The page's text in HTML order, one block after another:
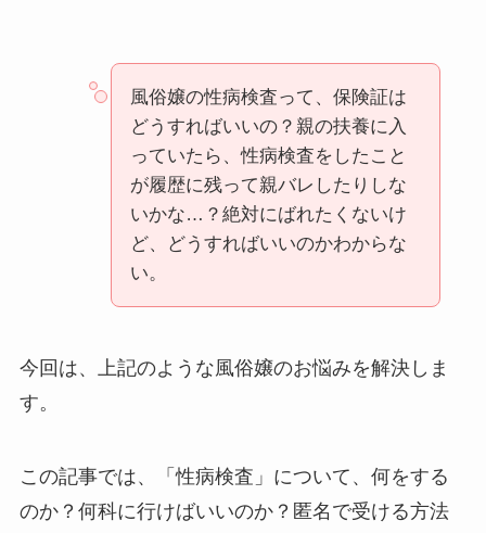
風俗嬢の性病検査って、保険証は
どうすればいいの？親の扶養に入
っていたら、性病検査をしたこと
が履歴に残って親バレしたりしな
いかな…？絶対にばれたくないけ
ど、どうすればいいのかわからな
い。
今回は、上記のような風俗嬢のお悩みを解決しま
す。
この記事では、「性病検査」について、何をする
のか？何科に行けばいいのか？匿名で受ける方法